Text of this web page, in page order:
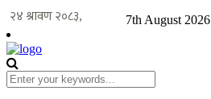
7th August 2026